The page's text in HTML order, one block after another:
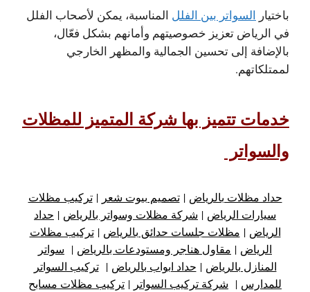
باختيار السواتر بين الفلل المناسبة، يمكن لأصحاب الفلل
في الرياض تعزيز خصوصيتهم وأمانهم بشكل فعّال،
بالإضافة إلى تحسين الجمالية والمظهر الخارجي
لممتلكاتهم.
خدمات تتميز بها شركة المتميز للمظلات
والسواتر
حداد مظلات بالرياض |تصميم بيوت شعر |تركيب مظلات
سيارات الرياض | شركة مظلات وسواتر بالرياض | حداد
الرياض | مظلات جلسات حدائق بالرياض |تركيب مظلات
الرياض | مقاول هناجر ومستودعات بالرياض | سواتر
المنازل بالرياض | حداد ابواب بالرياض |تركيب السواتر
للمدارس | شركة تركيب السواتر | تركيب مظلات مسابح